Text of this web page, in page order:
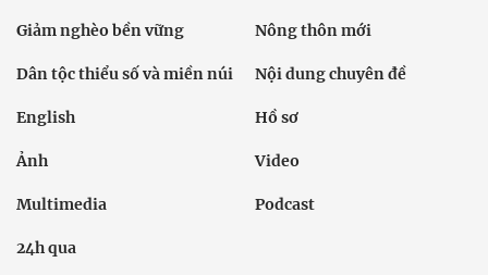
Giảm nghèo bền vững Nông thôn mới
Dân tộc thiểu số và miền núi Nội dung chuyên đề
English Hồ sơ
Ảnh Video
Multimedia Podcast
24h qua